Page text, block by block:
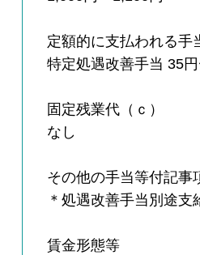
定額的に支払われる手
特定処遇改善手当 35
固定残業代（ｃ）
なし
その他の手当等付記事
＊処遇改善手当別途支
賃金形態等